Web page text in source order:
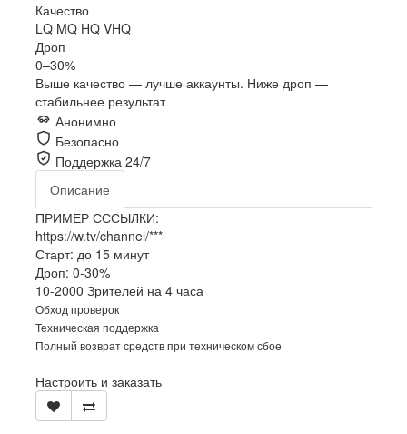
Качество
LQ MQ HQ VHQ
Дроп
0–30%
Выше качество — лучше аккаунты. Ниже дроп —
стабильнее результат
Анонимно
Безопасно
Поддержка 24/7
Описание
ПРИМЕР СССЫЛКИ:
https://w.tv/channel/***
Старт: до 15 минут
Дроп: 0-30%
10-2000 Зрителей на 4 часа
Обход проверок
Техническая поддержка
Полный возврат средств при техническом сбое
Настроить и заказать